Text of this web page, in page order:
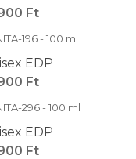
Ft
196 - 100 ml
EDP
Ft
296 - 100 ml
EDP
Ft